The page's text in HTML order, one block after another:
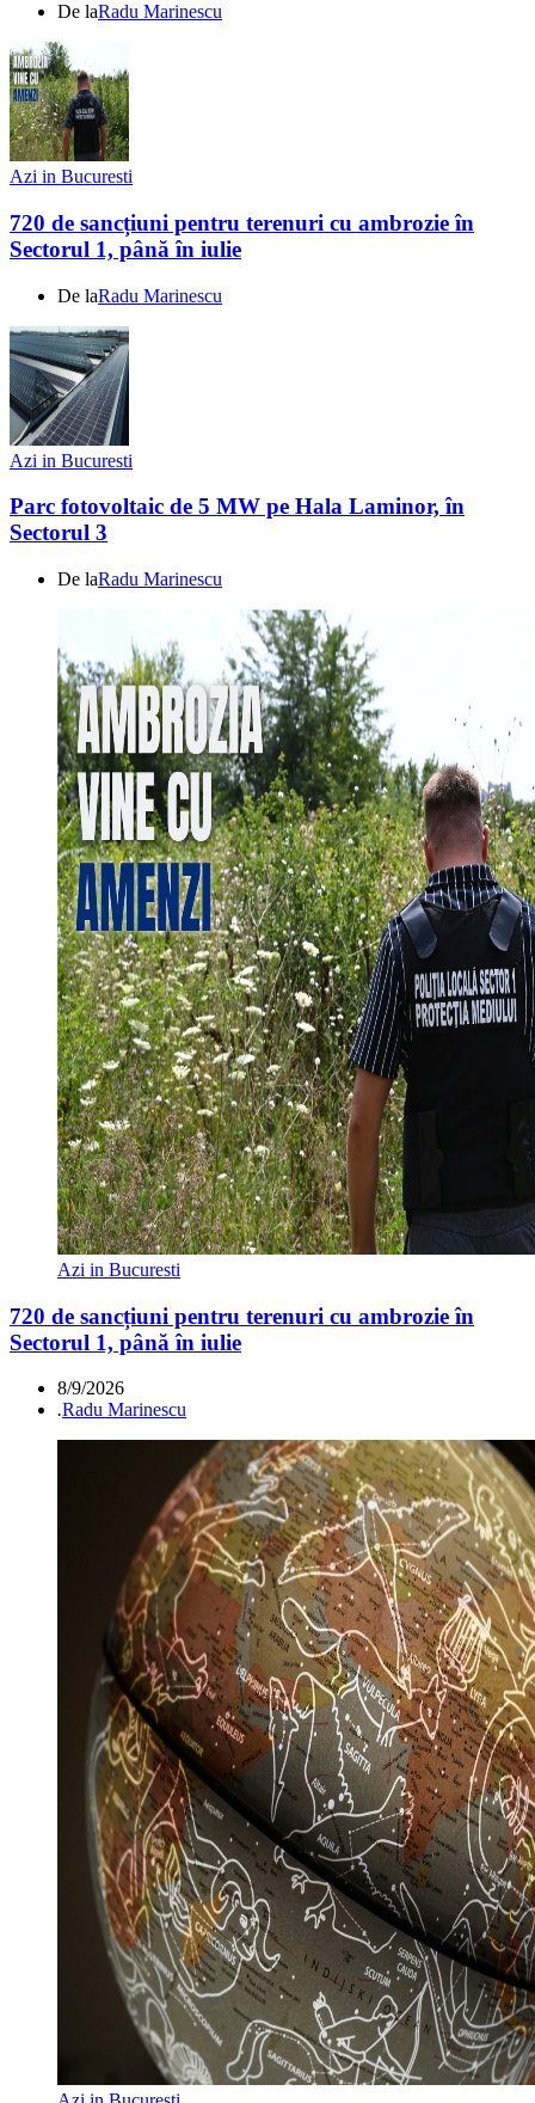
De laRadu Marinescu
Azi in Bucuresti
720 de sancțiuni pentru terenuri cu ambrozie în
Sectorul 1, până în iulie
De laRadu Marinescu
Azi in Bucuresti
Parc fotovoltaic de 5 MW pe Hala Laminor, în
Sectorul 3
De laRadu Marinescu
Azi in Bucuresti
720 de sancțiuni pentru terenuri cu ambrozie în
Sectorul 1, până în iulie
8/9/2026
.Radu Marinescu